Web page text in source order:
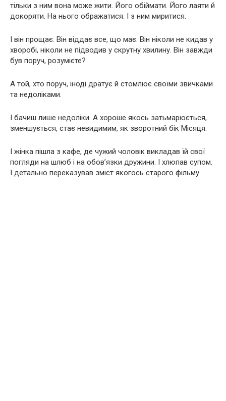
тільки з ним вона може жити. Його обіймати. Його лаяти й
докоряти. На нього ображатися. І з ним миритися.
І він прощає. Він віддає все, що має. Він ніколи не кидав у
хворобі, ніколи не підводив у скрутну хвилину. Він завжди
був поруч, розумієте?
А той, хто поруч, іноді дратує й стомлює своїми звичками
та недоліками.
І бачиш лише недоліки. А хороше якось затьмарюється,
зменшується, стає невидимим, як зворотний бік Місяця.
І жінка пішла з кафе, де чужий чоловік викладав їй свої
погляди на шлюб і на обов’язки дружини. І хлюпав супом.
І детально переказував зміст якогось старого фільму.